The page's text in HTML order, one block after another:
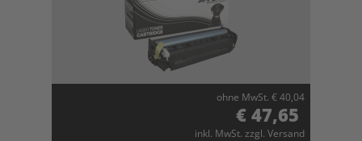
ohne MwSt. € 40,04
€ 47,65
inkl. MwSt. zzgl. Versand